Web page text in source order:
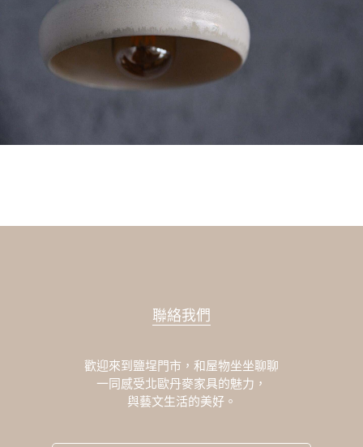
聯絡我們
歡迎來到鹽埕門市，和屋物坐坐聊聊
一同感受北歐丹麥家具的魅力，
與藝文生活的美好。